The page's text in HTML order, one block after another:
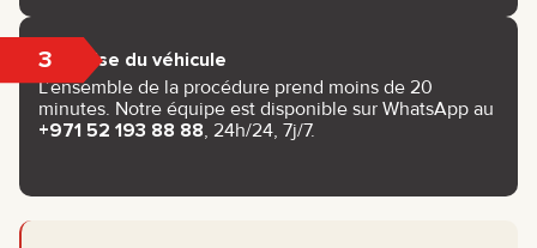
3 Remise du véhicule
L’ensemble de la procédure prend moins de 20
minutes. Notre équipe est disponible sur WhatsApp au
+971 52 193 88 88, 24h/24, 7j/7.